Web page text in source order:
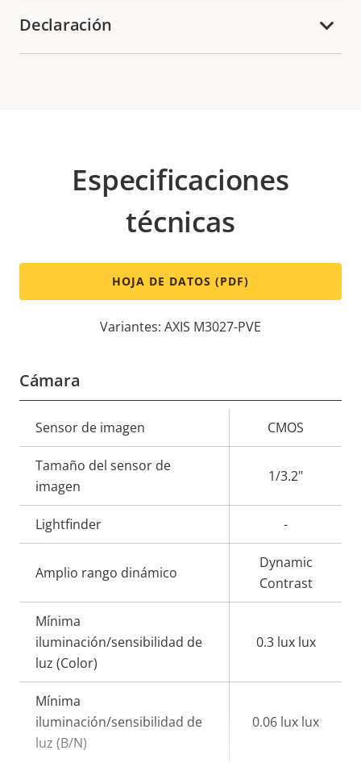
Declaración
Especificaciones
técnicas
HOJA DE DATOS (PDF)
Variantes: AXIS M3027-PVE
Cámara
Descripción
de
propiedad
la
propiedad
Sensor de imagen CMOS
Tamaño del sensor de
imagen
1/3.2"
Lightfinder -
Amplio rango dinámico
Dynamic
Contrast
Mínima
iluminación/sensibilidad de
luz (Color)
0.3 lux lux
Mínima
iluminación/sensibilidad de
luz (B/N)
0.06 lux lux